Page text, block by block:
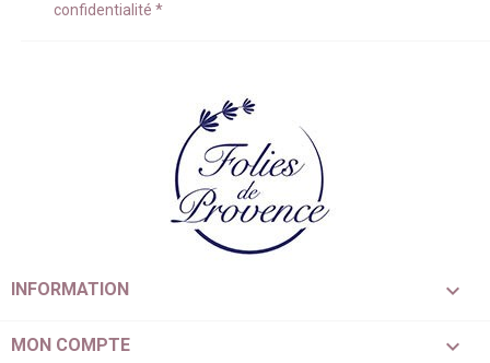
confidentialité *
INFORMATION 
MON COMPTE 